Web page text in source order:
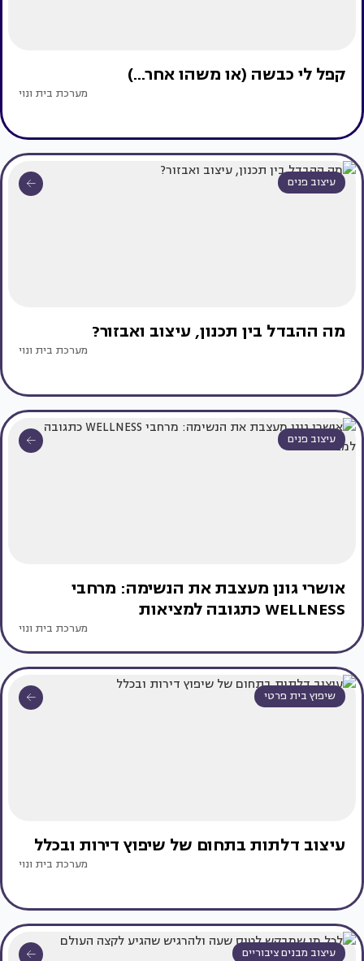
קפל לי כבשה (או משהו אחר...)
מערכת בית ונוי
עיצוב פנים
מה ההבדל בין תכנון, עיצוב ואבזור?
מערכת בית ונוי
עיצוב פנים
אושרי גונן מעצבת את הנשימה: מרחבי
WELLNESS כתגובה למציאות
מערכת בית ונוי
שיפוץ בית פרטי
עיצוב דלתות בתחום של שיפוץ דירות ובכלל
מערכת בית ונוי
עיצוב מבנים ציבוריים